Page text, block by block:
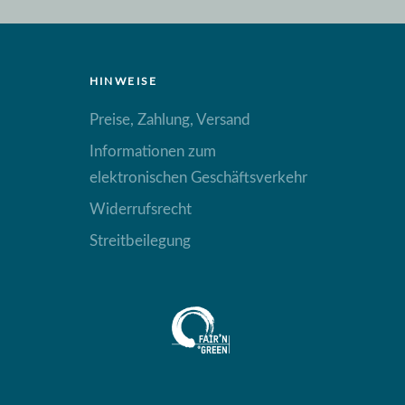
HINWEISE
Preise, Zahlung, Versand
Informationen zum
elektronischen Geschäftsverkehr
Widerrufsrecht
Streitbeilegung